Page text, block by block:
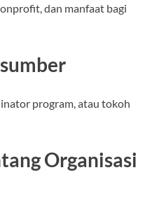
dan manfaat bagi
program, atau tokoh
Organisasi